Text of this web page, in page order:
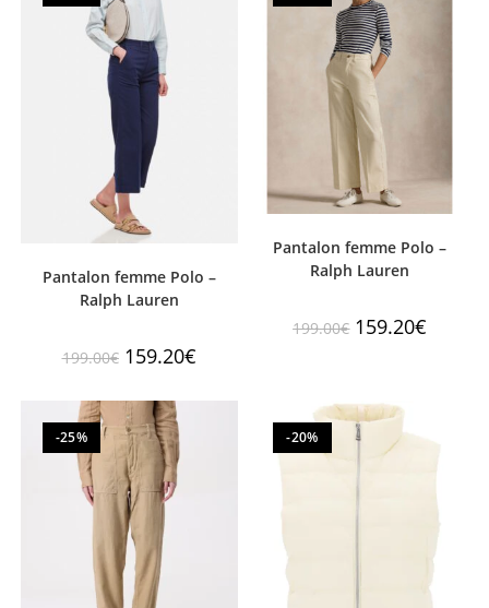
Pantalon femme Polo –
Ralph Lauren
199.00€ 159.20€
Pantalon femme Polo –
Ralph Lauren
199.00€ 159.20€
-25% -20%